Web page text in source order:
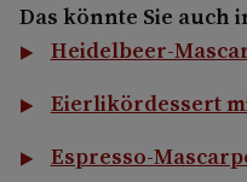
Das könnte Sie auch
Heidelbeer-
Eierlikördessert
Espresso-